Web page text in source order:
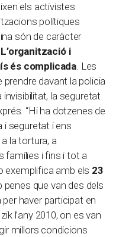
els activistes
polítiques
són de caràcter
L’organització i
és complicada. Les
davant la policia
invisibilitat, la seguretat
“Hi ha dotzenes de
i seguretat i ens
la tortura, a
famílies i fins i tot a
exemplifica amb els 23
que van des dels
haver participat en
l’any 2010, on es van
millors condicions